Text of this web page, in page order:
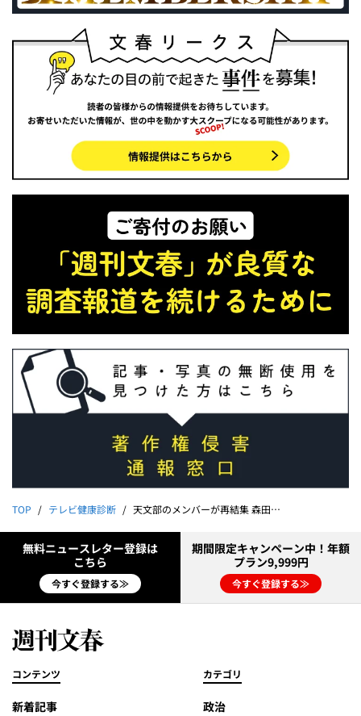
TOP テレビ健康診断 天文部のメンバーが再結集 森田望智が魅せるシスターフッド
無料ニュースレター登録は
こちら
今すぐ登録する≫
期間限定キャンペーン中！年額
プラン9,999円
今すぐ登録する≫
コンテンツ
新着記事
カテゴリ
政治